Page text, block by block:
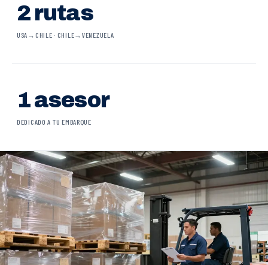
2 rutas
USA→CHILE · CHILE→VENEZUELA
1 asesor
DEDICADO A TU EMBARQUE